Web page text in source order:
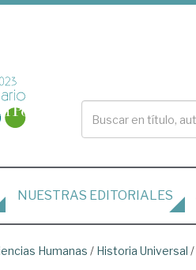
NUESTRAS EDITORIALES
Humanas / Historia Universal /